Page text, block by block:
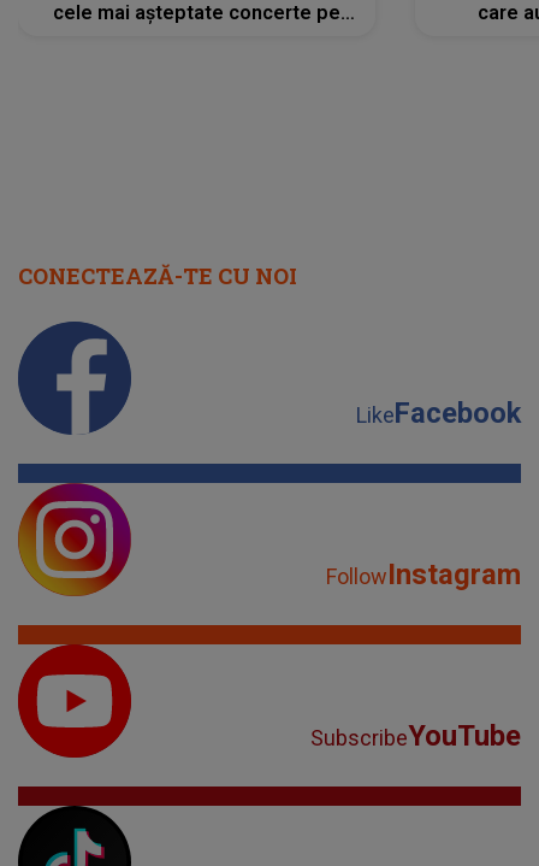
cele mai așteptate concerte pe
care
CONECTEAZĂ-TE CU NOI
LikeFacebook
FollowInstagram
SubscribeYouTube